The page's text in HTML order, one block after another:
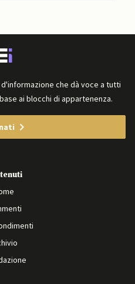
che dà voce a tutti
ai blocchi di appartenenza.